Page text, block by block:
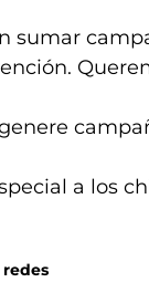
sumar
a los